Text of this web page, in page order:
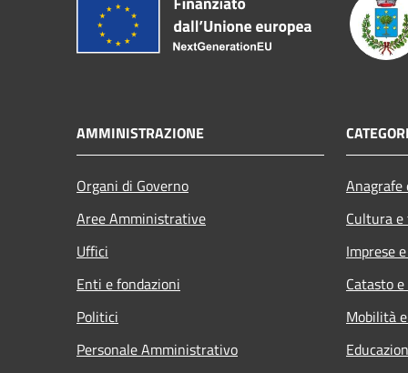
AMMINISTRAZIONE
Organi di Governo
Aree Amministrative
Uffici
Enti e fondazioni
Politici
Personale Amministrativo
Cultura
Imprese
Catasto
Mobilità